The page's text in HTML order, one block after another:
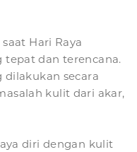
Hari Raya
dan terencana.
dilakukan secara
kulit dari akar,
diri dengan kulit